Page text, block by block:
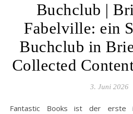
Buchclub |
Fabelville: ein
Buchclub in
Collected
3. Juni 2026
Fantastic Books ist der erste immersive Collected-